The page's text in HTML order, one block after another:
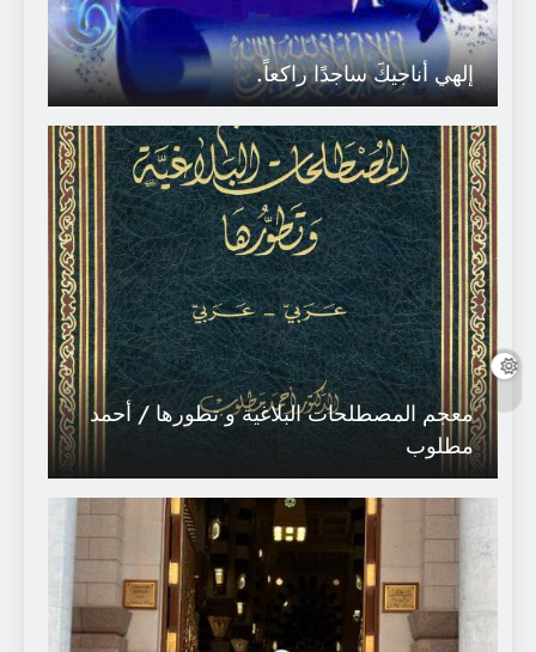
إلهي أناجيكَ ساجدًا راكعاً.
معجم المصطلحات البلاغية و تطورها / أحمد
مطلوب